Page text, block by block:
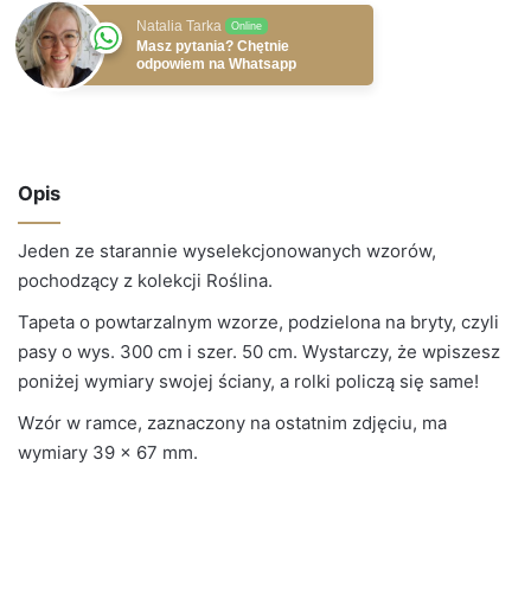
Natalia Tarka Online
Masz pytania? Chętnie
odpowiem na Whatsapp
Opis
Jeden ze starannie wyselekcjonowanych wzorów,
pochodzący z kolekcji Roślina.
Tapeta o powtarzalnym wzorze, podzielona na bryty, czyli
pasy o wys. 300 cm i szer. 50 cm. Wystarczy, że wpiszesz
poniżej wymiary swojej ściany, a rolki policzą się same!
Wzór w ramce, zaznaczony na ostatnim zdjęciu, ma
wymiary 39 × 67 mm.